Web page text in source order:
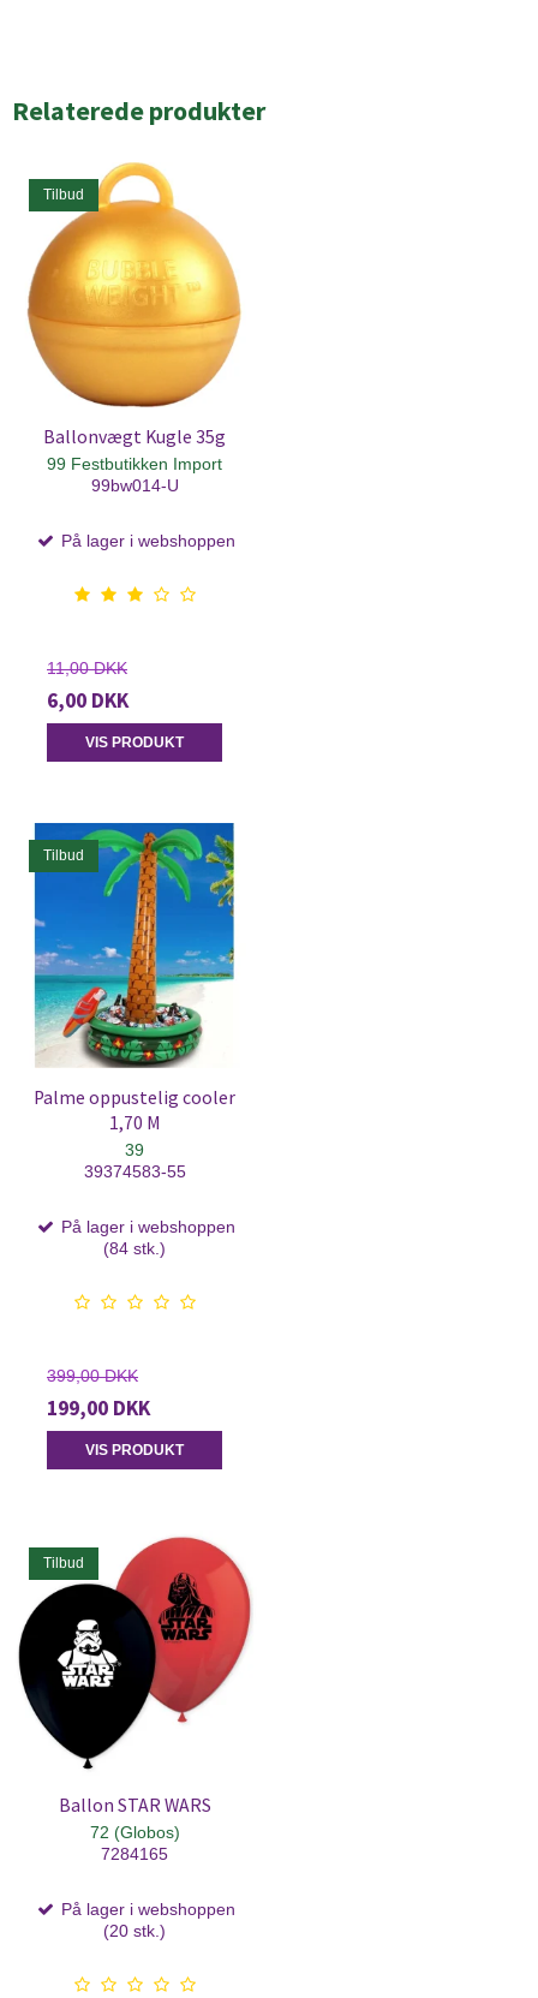
Relaterede produkter
Tilbud
Ballonvægt Kugle 35g
99 Festbutikken Import
99bw014-U
På lager i webshoppen
11,00 DKK
6,00 DKK
VIS PRODUKT
Tilbud
Palme oppustelig cooler
1,70 M
39
39374583-55
På lager i webshoppen
(84 stk.)
399,00 DKK
199,00 DKK
VIS PRODUKT
Tilbud
Ballon STAR WARS
72 (Globos)
7284165
På lager i webshoppen
(20 stk.)